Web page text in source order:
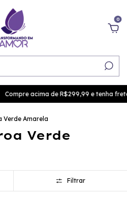
0
Compre acima de R$299,99 e tenha
Verde Amarela
Verde
Filtrar